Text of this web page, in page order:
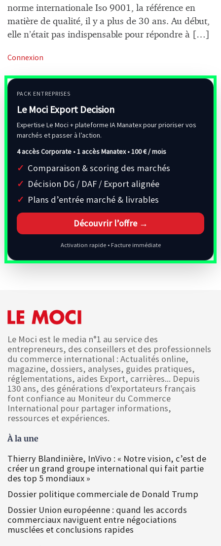
norme internationale Iso 9001, la référence en
matière de qualité, il y a plus de 30 ans. Au début,
elle n’était pas indispensable pour répondre à […]
Connexion
PACK ENTREPRISES
Le Moci Export Decision
Expertise Le Moci + plateforme IA Manatex pour prioriser vos
marchés et passer à l’action.
4 accès Corporate • 1 accès Manatex •100 € / mois
Comparaison & scoring des marchés
Décision DG / DAF / Export alignée
Plans d’entrée marché & livrables
Découvrir l’offre →
Activation rapide • Facture immédiate
Le Moci est le media n°1 au service des
entrepreneurs, des conseillers et des professionnels
du commerce international : Actualités online,
magazine, dossiers, analyses, guides pratiques,
réglementations, aides Export, carrières... Depuis
130 ans, des générations d'exportateurs français
font confiance au Moniteur du Commerce
International pour partager informations,
ressources et expériences.
À la une
Thierry Blandinière, InVivo : « Notre vision, c’est de
créer un grand groupe international qui fait partie
des top 5 mondiaux »
Dossier politique commerciale de Donald Trump
Dossier Union européenne : quand les accords
commerciaux naviguent entre négociations
musclées et conclusions rapides